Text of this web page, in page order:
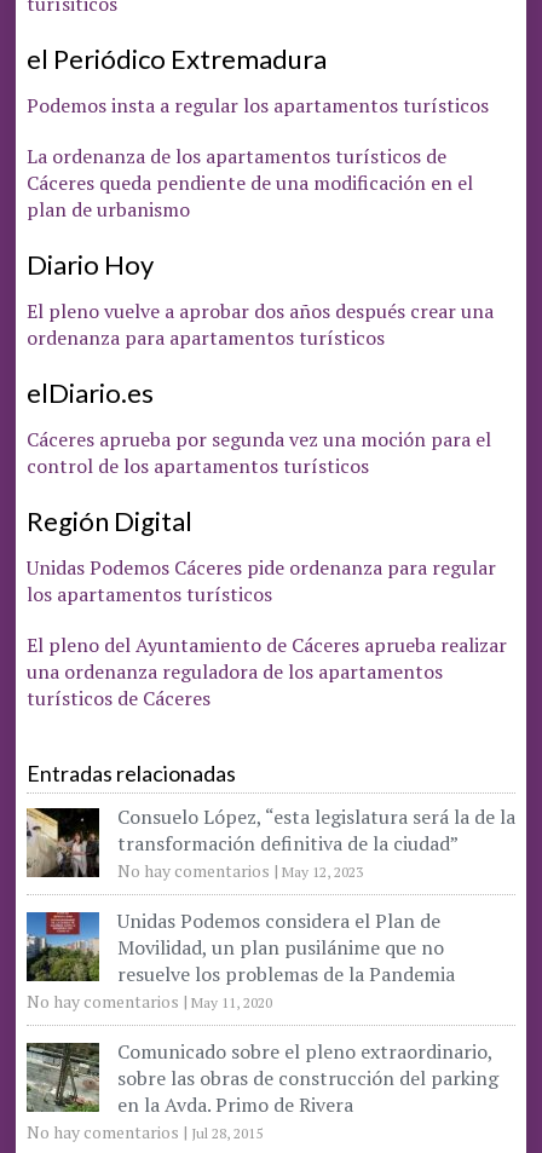
el Periódico Extremadura
Podemos insta a regular los apartamentos turísticos
La ordenanza de los apartamentos turísticos de
Cáceres queda pendiente de una modificación en el
plan de urbanismo
Diario Hoy
El pleno vuelve a aprobar dos años después crear una
ordenanza para apartamentos turísticos
elDiario.es
Cáceres aprueba por segunda vez una moción para el
control de los apartamentos turísticos
Región Digital
Unidas Podemos Cáceres pide ordenanza para regular
los apartamentos turísticos
El pleno del Ayuntamiento de Cáceres aprueba realizar
una ordenanza reguladora de los apartamentos
turísticos de Cáceres
Entradas relacionadas
Consuelo López, “esta legislatura será la de la
transformación definitiva de la ciudad”
No hay comentarios | May 12, 2023
Unidas Podemos considera el Plan de
Movilidad, un plan pusilánime que no
resuelve los problemas de la Pandemia
No hay comentarios | May 11, 2020
Comunicado sobre el pleno extraordinario,
sobre las obras de construcción del parking
en la Avda. Primo de Rivera
No hay comentarios | Jul 28, 2015